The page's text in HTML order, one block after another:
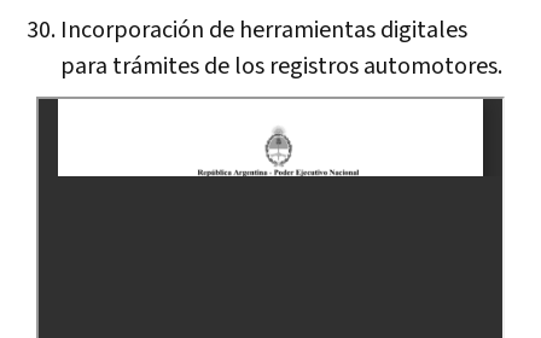
Incorporación de herramientas digitales
para trámites de los registros automotores.